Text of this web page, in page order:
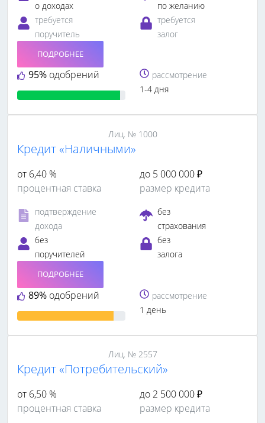
о доходах
по желанию
требуется
поручитель
требуется
залог
95% одобрений
ПОДРОБНЕЕ
рассмотрение
1-4 дня
Лиц. № 1000
Кредит «Наличными»
от 6,40 %
процентная ставка
до 5 000 000 ₽
размер кредита
подтверждение
дохода
без
страхования
без
поручителей
без
залога
89% одобрений
ПОДРОБНЕЕ
рассмотрение
1 день
Лиц. № 2557
Кредит «Потребительский»
от 6,50 %
процентная ставка
до 2 500 000 ₽
размер кредита